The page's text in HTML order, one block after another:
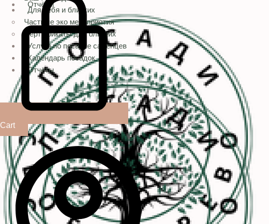
Отчёты
Для себя и близких
Частные эко мероприятия
Сертификаты для близких
Услуга по посадке саженцев
Календарь посадок
Отчёты
Cart